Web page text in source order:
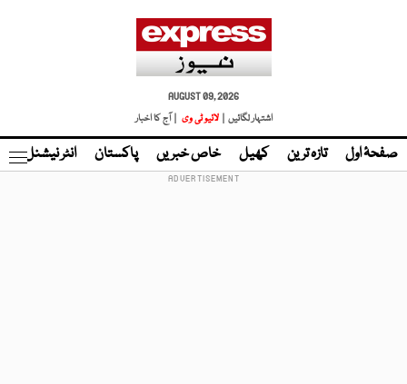
AUGUST 09, 2026
اشتہار لگائیں |
لائیو ٹی وی | آج کا اخبار
صفحۂ اول تازہ ترین کھیل خاص خبریں پاکستان انٹر نیشنل